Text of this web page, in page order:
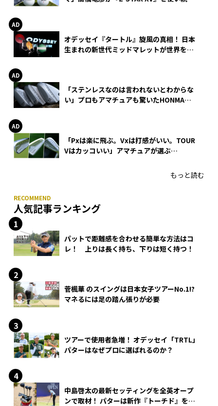
オデッセイ『タートル』旋風の真相！ 日本
生まれの新世代ミッドマレットが世界を席
「ステンレスなのは言われないとわからな
い」プロもアマチュアも驚いたHONMA
「Pxは楽に飛ぶ。Vxは打感がいい。TOUR
Vはカッコいい」アマチュアが選ぶ
もっと読む
人気記事ランキング
パットで距離感を合わせる簡単な方法はコ
レ！ 上りは長く持ち、下りは短く持つ！
菅楓華 のスイングは日本女子ツアーNo.1!?
マネるには足の踏ん張りが必要
ツアーで使用者急増！ オデッセイ「TRTL」
パターはなぜプロに選ばれるのか？
中島啓太の最新セッティングを全英オープ
ンで取材！ パターは新作『トーチド』を投